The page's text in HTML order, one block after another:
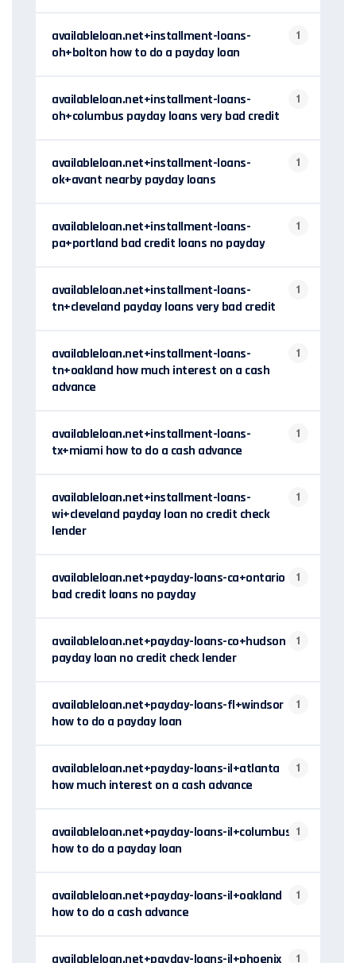
availableloan.net+installment-loans-
oh+bolton how to do a payday loan
1
availableloan.net+installment-loans-
oh+columbus payday loans very bad credit
1
availableloan.net+installment-loans-
ok+avant nearby payday loans
1
availableloan.net+installment-loans-
pa+portland bad credit loans no payday
1
availableloan.net+installment-loans-
tn+cleveland payday loans very bad credit
1
availableloan.net+installment-loans-
tn+oakland how much interest on a cash
advance
1
availableloan.net+installment-loans-
tx+miami how to do a cash advance
1
availableloan.net+installment-loans-
wi+cleveland payday loan no credit check
lender
1
availableloan.net+payday-loans-ca+ontario
bad credit loans no payday
1
availableloan.net+payday-loans-co+hudson
payday loan no credit check lender
1
availableloan.net+payday-loans-fl+windsor
how to do a payday loan
1
availableloan.net+payday-loans-il+atlanta
how much interest on a cash advance
1
availableloan.net+payday-loans-il+columbus
how to do a payday loan
1
availableloan.net+payday-loans-il+oakland
how to do a cash advance
1
availableloan.net+payday-loans-il+phoenix 1